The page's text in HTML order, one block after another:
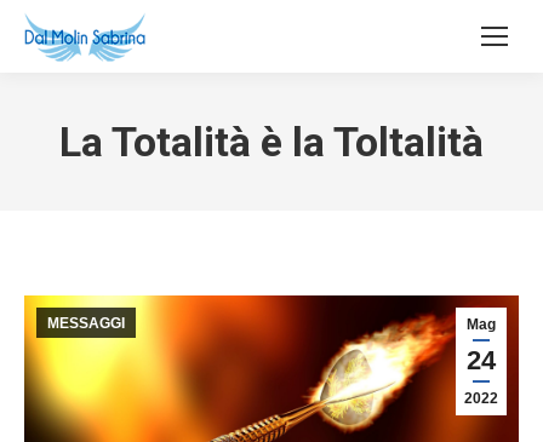
La Totalità è la Toltalità
Mag
24
2022
MESSAGGI